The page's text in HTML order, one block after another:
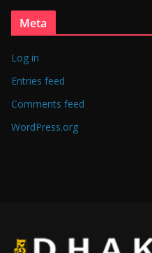
Meta
Log in
Entries feed
Comments feed
WordPress.org